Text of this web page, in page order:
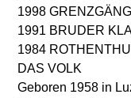
1998
1991 BRUDER
1984
DAS VOLK
Geboren 1958 in